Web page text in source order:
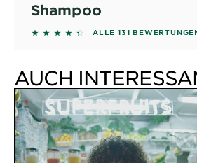
Shampoo
4.3435 out of 5 stars based
ALLE 131
AUCH